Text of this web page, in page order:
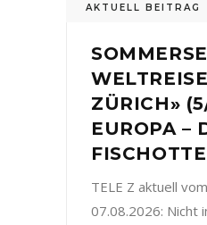
AKTUELL BEITRAG
ZÜRICH»
EUROPA –
TELE Z aktuell vom
07.08.2026: Nicht